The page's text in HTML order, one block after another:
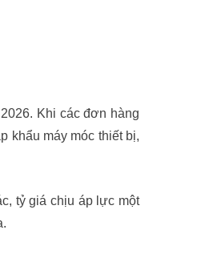
Khi các đơn hàng
khẩu máy móc thiết bị,
tỷ giá chịu áp lực một